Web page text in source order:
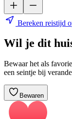
Bereken reistijd
Wil je dit
Bewaar het als
een seintje bij
Bewaren